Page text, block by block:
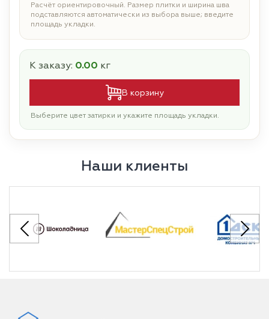
Расчёт ориентировочный. Размер плитки и ширина шва
подставляются автоматически из выбора выше; введите
площадь укладки.
К заказу: 0.00 кг
В корзину
Выберите цвет затирки и укажите площадь укладки.
Наши клиенты